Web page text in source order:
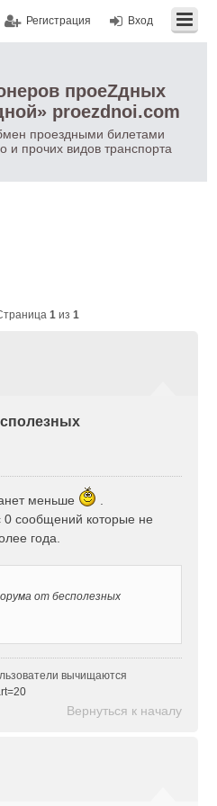
Вход
Регистрация
проеZдных
proezdnoi.com
проездными билетами
и прочих видов транспорта
1 из 1
меньше
0 сообщений которые не
года.
от бесполезных
вычищаются
Вернуться к началу